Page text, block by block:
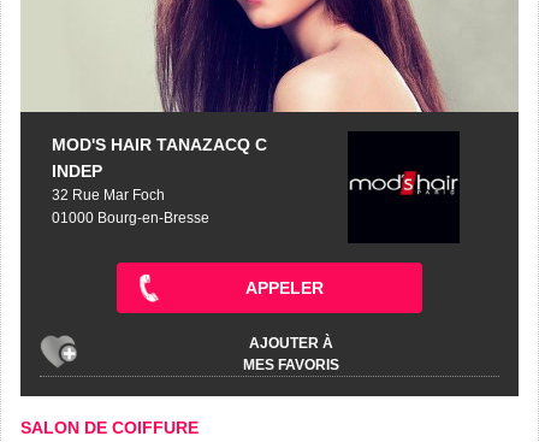
MOD'S HAIR TANAZACQ C
INDEP
32 Rue Mar Foch
01000 Bourg-en-Bresse
APPELER
AJOUTER À
MES FAVORIS
SALON DE COIFFURE